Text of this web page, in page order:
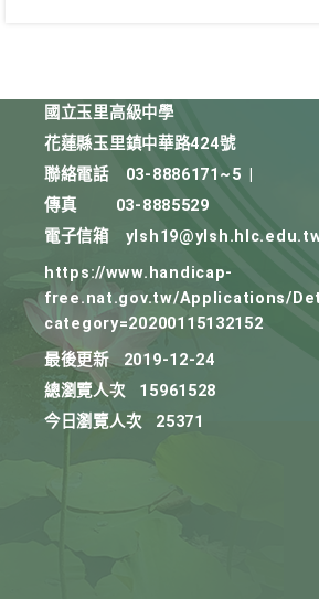
國立玉里高級中學
花蓮縣玉里鎮中華路424號
聯絡電話
03-8886171~5
傳真
03-8885529
電子信箱
https://www.handicap-
free.nat.gov.tw/Applications/
category=20200115132152
最後更新
2019-12-24
總瀏覽人次
15961528
今日瀏覽人次
25371